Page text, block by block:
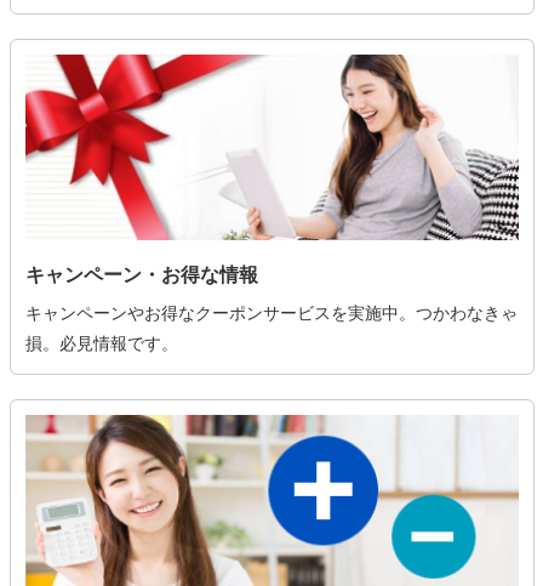
キャンペーン・お得な情報
キャンペーンやお得なクーポンサービスを実施中。つかわなきゃ
損。必見情報です。